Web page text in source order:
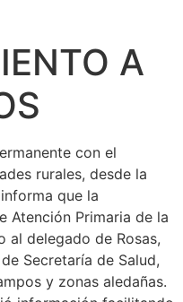
A
con el
rurales, desde la
que la
Atención Primaria de la
al delegado de Rosas,
Secretaría de Salud,
y zonas aledañas.